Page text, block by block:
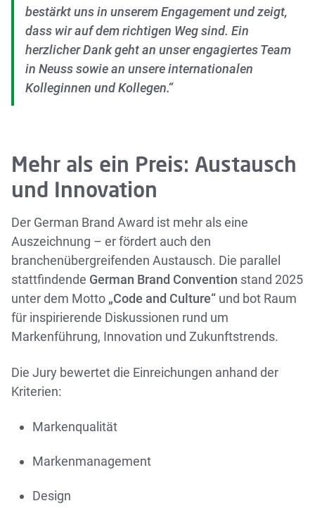
bestärkt uns in unserem Engagement und zeigt,
dass wir auf dem richtigen Weg sind. Ein
herzlicher Dank geht an unser engagiertes Team
in Neuss sowie an unsere internationalen
Kolleginnen und Kollegen.“
Mehr als ein Preis: Austausch
und Innovation
Der German Brand Award ist mehr als eine
Auszeichnung – er fördert auch den
branchenübergreifenden Austausch. Die parallel
stattfindende German Brand Convention stand 2025
unter dem Motto „Code and Culture“ und bot Raum
für inspirierende Diskussionen rund um
Markenführung, Innovation und Zukunftstrends.
Die Jury bewertet die Einreichungen anhand der
Kriterien:
Markenqualität
Markenmanagement
Design